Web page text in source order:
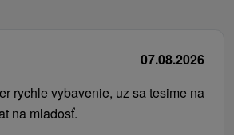
07.08.2026
rychle vybavenie, uz sa tesime na
na mladosť.